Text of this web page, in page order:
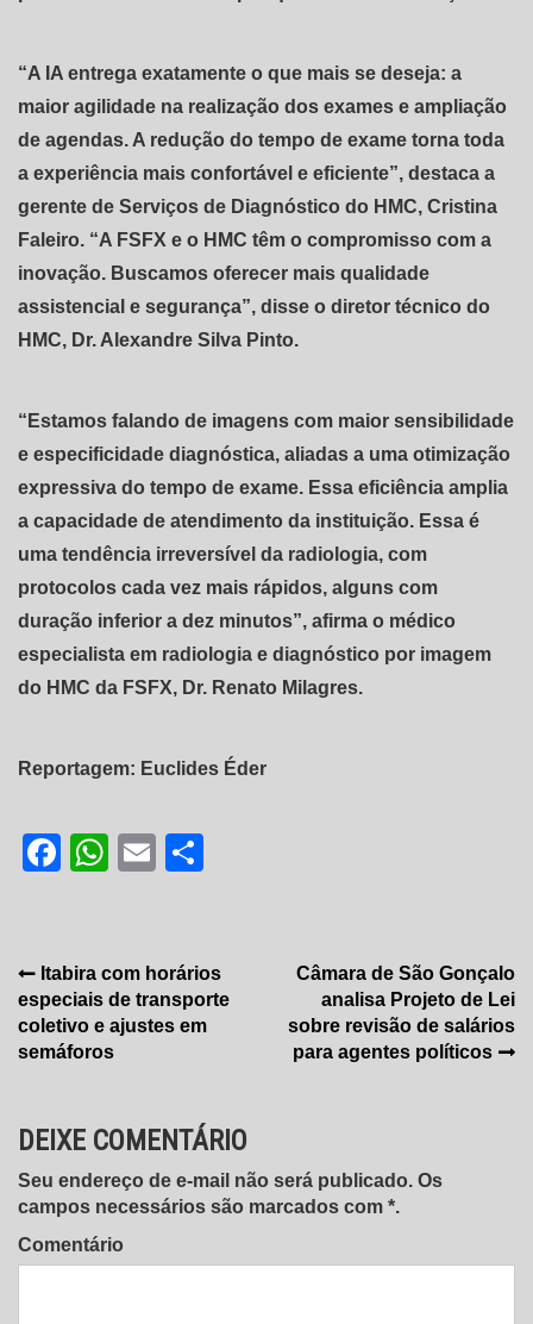
“A IA entrega exatamente o que mais se deseja: a
maior agilidade na realização dos exames e ampliação
de agendas. A redução do tempo de exame torna toda
a experiência mais confortável e eficiente”, destaca a
gerente de Serviços de Diagnóstico do HMC, Cristina
Faleiro. “A FSFX e o HMC têm o compromisso com a
inovação. Buscamos oferecer mais qualidade
assistencial e segurança”, disse o diretor técnico do
HMC, Dr. Alexandre Silva Pinto.
“Estamos falando de imagens com maior sensibilidade
e especificidade diagnóstica, aliadas a uma otimização
expressiva do tempo de exame. Essa eficiência amplia
a capacidade de atendimento da instituição. Essa é
uma tendência irreversível da radiologia, com
protocolos cada vez mais rápidos, alguns com
duração inferior a dez minutos”, afirma o médico
especialista em radiologia e diagnóstico por imagem
do HMC da FSFX, Dr. Renato Milagres.
Reportagem: Euclides Éder
Facebook
WhatsApp
Email
Navegação
de
Post
Itabira com horários
especiais de transporte
coletivo e ajustes em
semáforos
Câmara de São Gonçalo
analisa Projeto de Lei
sobre revisão de salários
para agentes políticos
DEIXE COMENTÁRIO
Seu endereço de e-mail não será publicado. Os
campos necessários são marcados com *.
Comentário